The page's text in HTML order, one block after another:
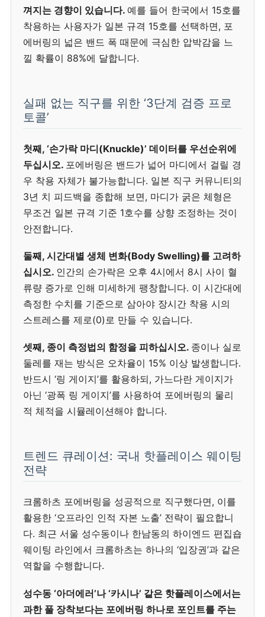
껴지는 경향이 있습니다. 예를 들어 한국에서 15호를
착용하는 사용자가 일본 규격 15호를 선택하면, 포
에버링의 넓은 밴드 폭 때문에 극심한 압박감을 느
낄 확률이 88%에 달합니다.
실패 없는 직구를 위한 ‘3단계 검증 프로
토콜’
첫째, ‘손가락 마디(Knuckle)’ 데이터를 우선순위에
두십시오. 포에버링은 밴드가 넓어 마디에서 걸릴 경
우 착용 자체가 불가능합니다. 일본 직구 커뮤니티의
3년 치 피드백을 종합해 보면, 마디가 굵은 체형은
무조건 일본 규격 기준 1호수를 상향 조정하는 것이
안전합니다.
둘째, 시간대별 생체 변화(Body Swelling)를 고려하
십시오. 인간의 손가락은 오후 4시에서 8시 사이 혈
류량 증가로 인해 미세하게 팽창합니다. 이 시간대에
측정한 수치를 기준으로 삼아야 장시간 착용 시의
스트레스를 제로(0)로 만들 수 있습니다.
셋째, 종이 측정법의 함정을 피하십시오. 종이나 실로
둘레를 재는 방식은 오차율이 15% 이상 발생합니다.
반드시 ‘링 게이지’를 활용하되, 가느다란 게이지가
아닌 ‘광폭 링 게이지’를 사용하여 포에버링의 물리
적 체적을 시뮬레이션해야 합니다.
트렌드 큐레이션: 국내 핫플레이스 웨이팅
전략
크롬하츠 포에버링을 성공적으로 직구했다면, 이를
활용한 ‘오프라인 인적 자본 노출’ 전략이 필요합니
다. 최근 서울 성수동이나 한남동의 하이엔드 편집숍
웨이팅 라인에서 크롬하츠는 하나의 ‘입장권’과 같은
역할을 수행합니다.
성수동 ‘아더에러’나 ‘카시나’ 같은 핫플레이스에서는
과한 풀 장착보다는 포에버링 하나로 포인트를 주는